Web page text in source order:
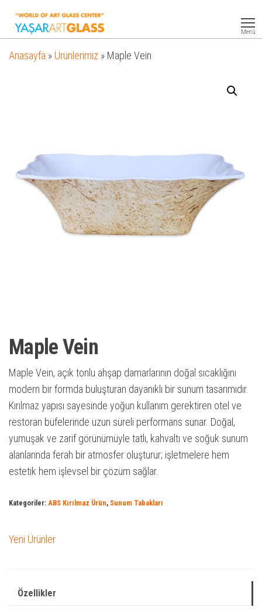
Glass
Menü
Anasayfa » Ürünlerimiz » Maple Vein
Maple Vein
Maple Vein, açık tonlu ahşap damarlarının doğal sıcaklığını
modern bir formda buluşturan dayanıklı bir sunum tasarımıdır.
Kırılmaz yapısı sayesinde yoğun kullanım gerektiren otel ve
restoran büfelerinde uzun süreli performans sunar. Doğal,
yumuşak ve zarif görünümüyle tatlı, kahvaltı ve soğuk sunum
alanlarında ferah bir atmosfer oluşturur; işletmelere hem
estetik hem işlevsel bir çözüm sağlar.
Kategoriler: ABS Kırılmaz Ürün, Sunum Tabakları
Yeni Ürünler
Özellikler